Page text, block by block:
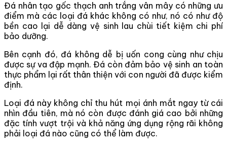
Đá nhân tạo gốc thạch anh trắng vân mây có những ưu
điểm mà các loại đá khác không có như, nó có như độ
bền cao lại dễ dàng vệ sinh lau chùi tiết kiệm chi phí
bảo dưỡng.
Bên cạnh đó, đá không dễ bị uốn cong cùng như chịu
được sự va đập mạnh. Đá còn đảm bảo vệ sinh an toàn
thực phẩm lại rất thân thiện với con người đã được kiểm
định.
Loại đá này không chỉ thu hút mọi ánh mắt ngay từ cái
nhìn đầu tiên, mà nó còn được đánh giá cao bởi những
đặc tính vượt trội và khả năng ứng dụng rộng rãi không
phải loại đá nào cũng có thể làm được.